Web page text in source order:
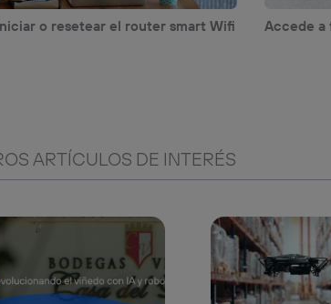
o resetear el router smart Wifi Accede a
ARTÍCULOS DE INTERÉS